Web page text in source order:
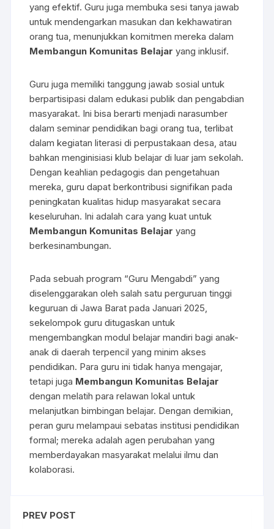
yang efektif. Guru juga membuka sesi tanya jawab
untuk mendengarkan masukan dan kekhawatiran
orang tua, menunjukkan komitmen mereka dalam
Membangun Komunitas Belajar yang inklusif.
Guru juga memiliki tanggung jawab sosial untuk
berpartisipasi dalam edukasi publik dan pengabdian
masyarakat. Ini bisa berarti menjadi narasumber
dalam seminar pendidikan bagi orang tua, terlibat
dalam kegiatan literasi di perpustakaan desa, atau
bahkan menginisiasi klub belajar di luar jam sekolah.
Dengan keahlian pedagogis dan pengetahuan
mereka, guru dapat berkontribusi signifikan pada
peningkatan kualitas hidup masyarakat secara
keseluruhan. Ini adalah cara yang kuat untuk
Membangun Komunitas Belajar yang
berkesinambungan.
Pada sebuah program “Guru Mengabdi” yang
diselenggarakan oleh salah satu perguruan tinggi
keguruan di Jawa Barat pada Januari 2025,
sekelompok guru ditugaskan untuk
mengembangkan modul belajar mandiri bagi anak-
anak di daerah terpencil yang minim akses
pendidikan. Para guru ini tidak hanya mengajar,
tetapi juga Membangun Komunitas Belajar
dengan melatih para relawan lokal untuk
melanjutkan bimbingan belajar. Dengan demikian,
peran guru melampaui sebatas institusi pendidikan
formal; mereka adalah agen perubahan yang
memberdayakan masyarakat melalui ilmu dan
kolaborasi.
PREV POST